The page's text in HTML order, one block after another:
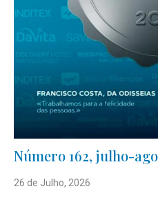
Número 162, julho-
26 de Julho, 2026